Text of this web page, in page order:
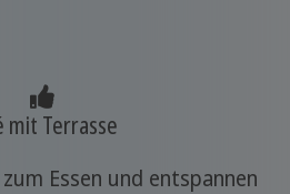
mit Terrasse
Essen und entspannen